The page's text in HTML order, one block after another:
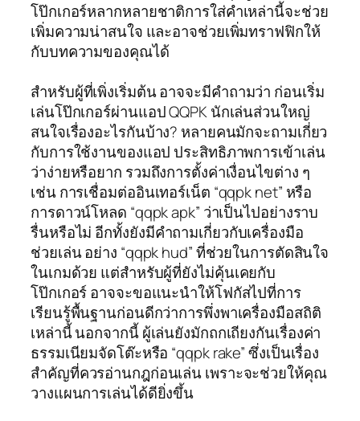
โป๊กเกอร์หลากหลายชาติการใส่คำเหล่านี้จะช่วย
เพิ่มความน่าสนใจ และอาจช่วยเพิ่มทราฟฟิกให้
กับบทความของคุณได้
สำหรับผู้ที่เพิ่งเริ่มต้น อาจจะมีคำถามว่า ก่อนเริ่ม
เล่นโป๊กเกอร์ผ่านแอป QQPK นักเล่นส่วนใหญ่
สนใจเรื่องอะไรกันบ้าง? หลายคนมักจะถามเกี่ยว
กับการใช้งานของแอป ประสิทธิภาพการเข้าเล่น
ว่าง่ายหรือยาก รวมถึงการตั้งค่าเงื่อนไขต่าง ๆ
เช่น การเชื่อมต่ออินเทอร์เน็ต “qqpk net” หรือ
การดาวน์โหลด “qqpk apk” ว่าเป็นไปอย่างราบ
รื่นหรือไม่ อีกทั้งยังมีคำถามเกี่ยวกับเครื่องมือ
ช่วยเล่น อย่าง “qqpk hud” ที่ช่วยในการตัดสินใจ
ในเกมด้วย แต่สำหรับผู้ที่ยังไม่คุ้นเคยกับ
โป๊กเกอร์ อาจจะขอแนะนำให้โฟกัสไปที่การ
เรียนรู้พื้นฐานก่อนดีกว่าการพึ่งพาเครื่องมือสถิติ
เหล่านี้ นอกจากนี้ ผู้เล่นยังมักถกเถียงกันเรื่องค่า
ธรรมเนียมจัดโต๊ะหรือ “qqpk rake” ซึ่งเป็นเรื่อง
สำคัญที่ควรอ่านกฎก่อนเล่น เพราะจะช่วยให้คุณ
วางแผนการเล่นได้ดียิ่งขึ้น